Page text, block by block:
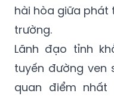
hài hòa giữa phát
trường.
Lãnh đạo tỉnh
tuyến đường ven
quan điểm